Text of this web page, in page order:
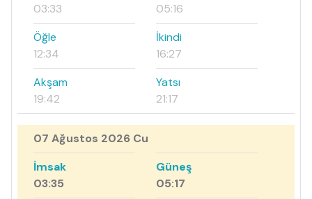
03:33
05:16
Öğle
12:34
İkindi
16:27
Akşam
19:42
Yatsı
21:17
07 Ağustos 2026 Cu
İmsak
03:35
Güneş
05:17